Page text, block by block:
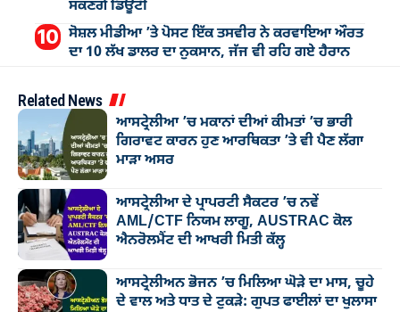
ਸਕਣਗੇ ਡਿਊਟੀ
ਸੋਸ਼ਲ ਮੀਡੀਆ ’ਤੇ ਪੋਸਟ ਇੱਕ ਤਸਵੀਰ ਨੇ ਕਰਵਾਇਆ ਔਰਤ
ਦਾ 10 ਲੱਖ ਡਾਲਰ ਦਾ ਨੁਕਸਾਨ, ਜੱਜ ਵੀ ਰਹਿ ਗਏ ਹੈਰਾਨ
Related News
ਆਸਟ੍ਰੇਲੀਆ ’ਚ ਮਕਾਨਾਂ ਦੀਆਂ ਕੀਮਤਾਂ ’ਚ ਭਾਰੀ
ਗਿਰਾਵਟ ਕਾਰਨ ਹੁਣ ਆਰਥਿਕਤਾ ’ਤੇ ਵੀ ਪੈਣ ਲੱਗਾ
ਮਾੜਾ ਅਸਰ
ਆਸਟ੍ਰੇਲੀਆ ਦੇ ਪ੍ਰਾਪਰਟੀ ਸੈਕਟਰ ’ਚ ਨਵੇਂ
AML/CTF ਨਿਯਮ ਲਾਗੂ, AUSTRAC ਕੋਲ
ਐਨਰੋਲਮੈਂਟ ਦੀ ਆਖਰੀ ਮਿਤੀ ਕੱਲ੍ਹ
ਆਸਟ੍ਰੇਲੀਅਨ ਭੋਜਨ ’ਚ ਮਿਲਿਆ ਘੋੜੇ ਦਾ ਮਾਸ, ਚੂਹੇ
ਦੇ ਵਾਲ ਅਤੇ ਧਾਤ ਦੇ ਟੁਕੜੇ: ਗੁਪਤ ਫਾਈਲਾਂ ਦਾ ਖੁਲਾਸਾ